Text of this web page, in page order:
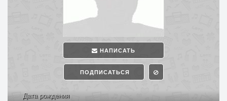
НАПИСАТЬ
ПОДПИСАТЬСЯ
Дата рождения